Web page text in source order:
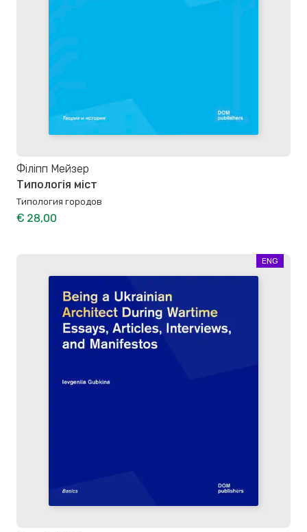
Філіпп Мейзер
Типологія міст
Типология городов
€ 28,00
ENG